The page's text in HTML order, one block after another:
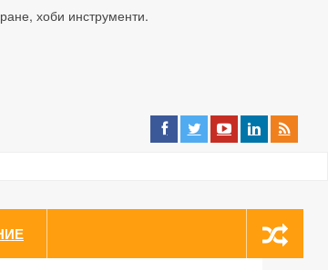
хоби инструменти.